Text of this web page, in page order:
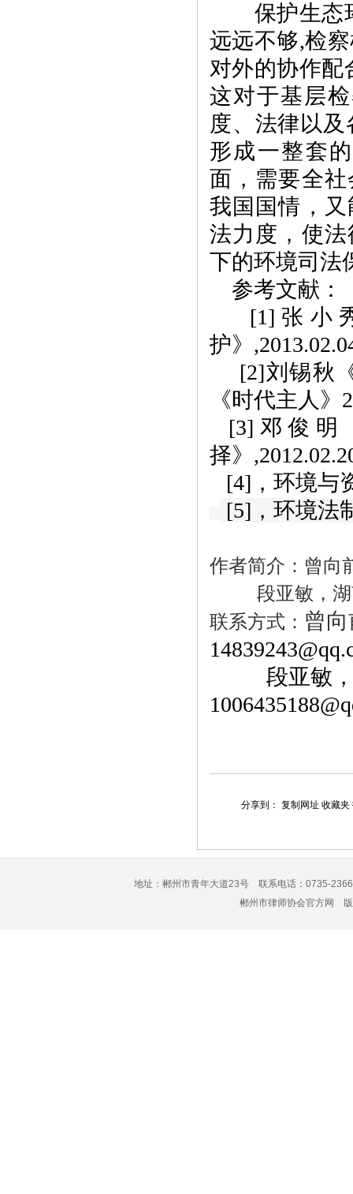
保护生态
远远不够,检
对外的协作配
这对于基层
度、法律以
形成一整套
面，需要全
我国国情，
法力度，使
下的环境司法
参考文献：
[1] 张小
护》
[2]刘锡秋
《时代主人》
[3] 邓俊明
择》
[4] ，环境
[5] ，环境法
作者简介：曾向
段亚敏，
联系方式： 曾
段亚敏
分享到： 复制网址 收藏夹
地址：郴州市青年大道23号 联系电话：0735-
郴州市律师协会官方网